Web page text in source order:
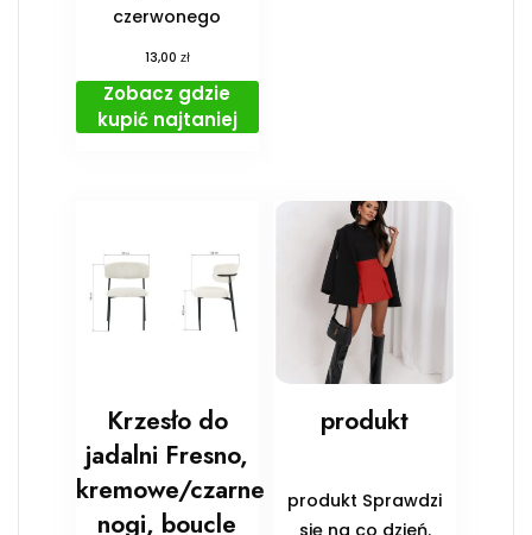
czerwonego
13,00 zł
Zobacz gdzie
kupić najtaniej
Krzesło do
jadalni Fresno,
kremowe/czarne
nogi, boucle
produkt
produkt Sprawdzi